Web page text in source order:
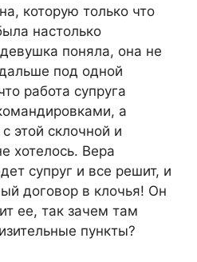
которую только что
настолько
поняла, она не
под одной
работа супруга
а
этой склочной и
хотелось. Вера
супруг и все решит, и
договор в клочья! Он
ее, так зачем там
пункты?